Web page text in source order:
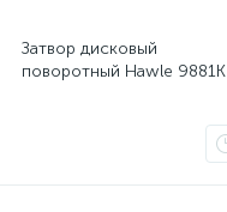
Затвор дисковый
поворотный Hawle 9881K